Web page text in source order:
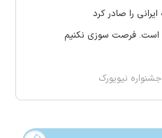
را صادر کرد
است. فرصت سوزی نکنیم
نیویورک